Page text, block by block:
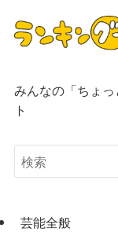
みんなの「ちょ
ト
芸能全般